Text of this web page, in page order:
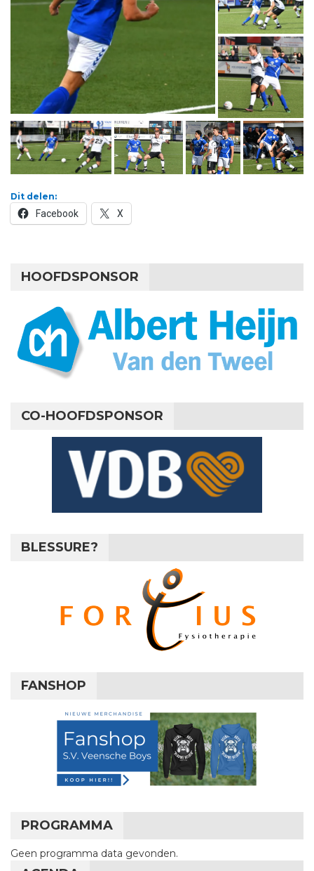
Dit delen:
Facebook X
HOOFDSPONSOR
CO-HOOFDSPONSOR
BLESSURE?
FANSHOP
PROGRAMMA
Geen programma data gevonden.